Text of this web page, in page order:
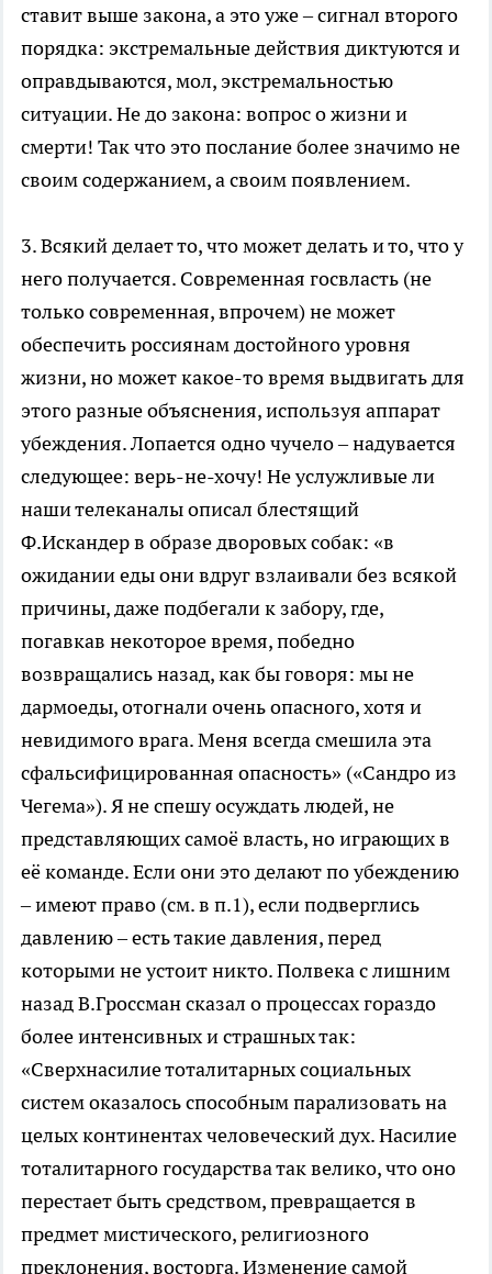
ставит выше закона, а это уже – сигнал второго
порядка: экстремальные действия диктуются и
оправдываются, мол, экстремальностью
ситуации. Не до закона: вопрос о жизни и
смерти! Так что это послание более значимо не
своим содержанием, а своим появлением.
3. Всякий делает то, что может делать и то, что у
него получается. Современная госвласть (не
только современная, впрочем) не может
обеспечить россиянам достойного уровня
жизни, но может какое-то время выдвигать для
этого разные объяснения, используя аппарат
убеждения. Лопается одно чучело – надувается
следующее: верь-не-хочу! Не услужливые ли
наши телеканалы описал блестящий
Ф.Искандер в образе дворовых собак: «в
ожидании еды они вдруг взлаивали без всякой
причины, даже подбегали к забору, где,
погавкав некоторое время, победно
возвращались назад, как бы говоря: мы не
дармоеды, отогнали очень опасного, хотя и
невидимого врага. Меня всегда смешила эта
сфальсифицированная опасность» («Сандро из
Чегема»). Я не спешу осуждать людей, не
представляющих самоё власть, но играющих в
её команде. Если они это делают по убеждению
– имеют право (см. в п.1), если подверглись
давлению – есть такие давления, перед
которыми не устоит никто. Полвека с лишним
назад В.Гроссман сказал о процессах гораздо
более интенсивных и страшных так:
«Сверхнасилие тоталитарных социальных
систем оказалось способным парализовать на
целых континентах человеческий дух. Насилие
тоталитарного государства так велико, что оно
перестает быть средством, превращается в
предмет мистического, религиозного
преклонения, восторга. Изменение самой